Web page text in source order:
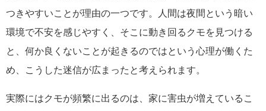
つきやすいことが理由の一つです。人間は夜間という暗い
環境で不安を感じやすく、そこに動き回るクモを見つける
と、何か良くないことが起きるのではという心理が働くた
め、こうした迷信が広まったと考えられます。
実際にはクモが頻繁に出るのは、家に害虫が増えているこ